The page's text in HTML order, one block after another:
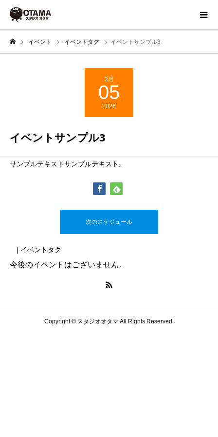
イベント イベントタグ イベントサンプル3
3月
05
2026
イベントサンプル3
サンプルテキストサンプルテキスト。
次のスケジュール
| イベントタグ
今後のイベントはございません。
Copyright © スタジオオタマ All Rights Reserved.